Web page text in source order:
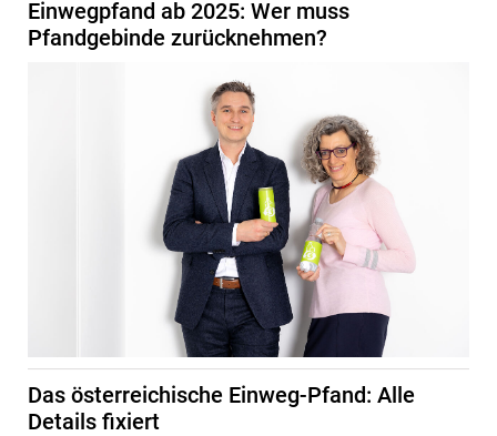
Einwegpfand ab 2025: Wer muss
Pfandgebinde zurücknehmen?
Das österreichische Einweg-Pfand: Alle
Details fixiert